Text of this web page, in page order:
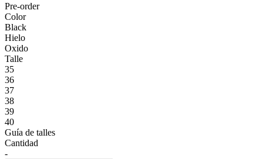
Pre-order
Color
Black
Hielo
Oxido
Talle
35
36
37
38
39
40
Guía de talles
Cantidad
-